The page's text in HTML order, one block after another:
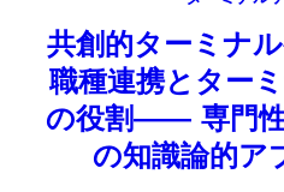
共創的ターミナ
職種連携とター
の役割―― 専門
の知識論的ア